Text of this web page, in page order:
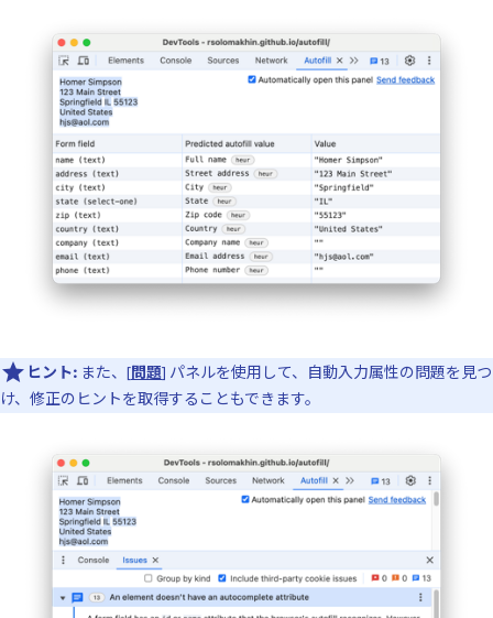
ヒント: また、[問題] パネルを使用して、自動入力属性の問題を見つ
け、修正のヒントを取得することもできます。